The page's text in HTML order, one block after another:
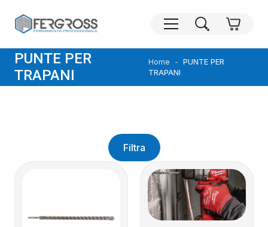
PUNTE PER
TRAPANI
Home
PUNTE PER
TRAPANI
Filtra